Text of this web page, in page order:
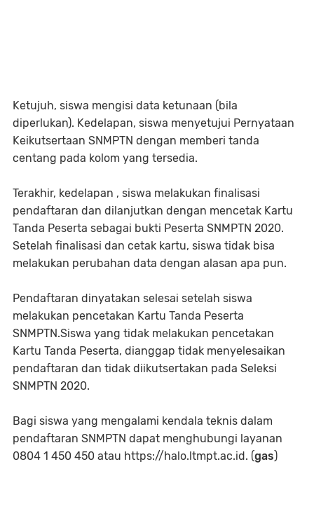
Ketujuh, siswa mengisi data ketunaan (bila
diperlukan). Kedelapan, siswa menyetujui Pernyataan
Keikutsertaan SNMPTN dengan memberi tanda
centang pada kolom yang tersedia.
Terakhir, kedelapan , siswa melakukan finalisasi
pendaftaran dan dilanjutkan dengan mencetak Kartu
Tanda Peserta sebagai bukti Peserta SNMPTN 2020.
Setelah finalisasi dan cetak kartu, siswa tidak bisa
melakukan perubahan data dengan alasan apa pun.
Pendaftaran dinyatakan selesai setelah siswa
melakukan pencetakan Kartu Tanda Peserta
SNMPTN.Siswa yang tidak melakukan pencetakan
Kartu Tanda Peserta, dianggap tidak menyelesaikan
pendaftaran dan tidak diikutsertakan pada Seleksi
SNMPTN 2020.
Bagi siswa yang mengalami kendala teknis dalam
pendaftaran SNMPTN dapat menghubungi layanan
0804 1 450 450 atau https://halo.ltmpt.ac.id. (gas)